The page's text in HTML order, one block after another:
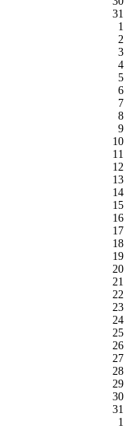
31
1
2
3
4
5
6
7
8
9
10
11
12
13
14
15
16
17
18
19
20
21
22
23
24
25
26
27
28
29
30
31
1